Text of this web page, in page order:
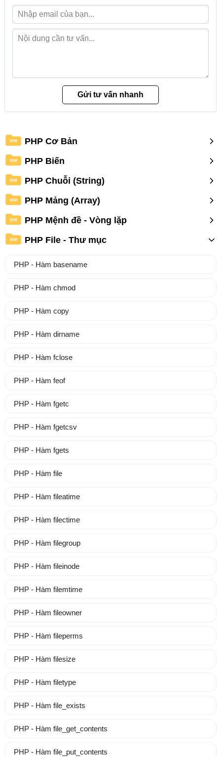
WM PHP Cơ Bản
WM PHP Biến
WM PHP Chuỗi (String)
WM PHP Mảng (Array)
WM PHP Mệnh đề - Vòng lặp
WM PHP File - Thư mục
PHP - Hàm basename
PHP - Hàm chmod
PHP - Hàm copy
PHP - Hàm dirname
PHP - Hàm fclose
PHP - Hàm feof
PHP - Hàm fgetc
PHP - Hàm fgetcsv
PHP - Hàm fgets
PHP - Hàm file
PHP - Hàm fileatime
PHP - Hàm filectime
PHP - Hàm filegroup
PHP - Hàm fileinode
PHP - Hàm filemtime
PHP - Hàm fileowner
PHP - Hàm fileperms
PHP - Hàm filesize
PHP - Hàm filetype
PHP - Hàm file_exists
PHP - Hàm file_get_contents
PHP - Hàm file_put_contents